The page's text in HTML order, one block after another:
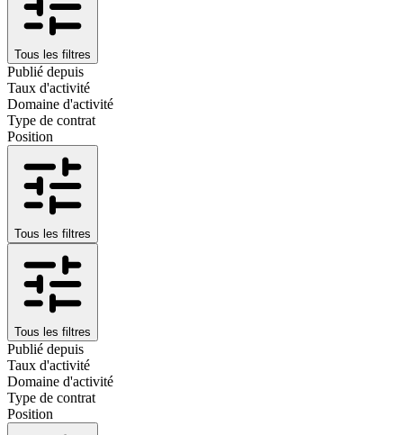
Tous les filtres
Publié depuis
Taux d'activité
Domaine d'activité
Type de contrat
Position
Tous les filtres
Tous les filtres
Publié depuis
Taux d'activité
Domaine d'activité
Type de contrat
Position